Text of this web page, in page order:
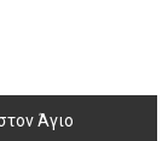
Άγιο